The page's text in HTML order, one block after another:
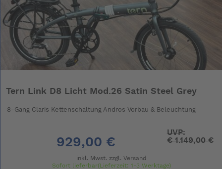
Tern Link D8 Licht Mod.26 Satin Steel Grey
8-Gang Claris Kettenschaltung Andros Vorbau & Beleuchtung
929,00 €
UVP:
€1.149,00 €
inkl. Mwst. zzgl. Versand
Sofort lieferbar(Lieferzeit: 1-3 Werktage)